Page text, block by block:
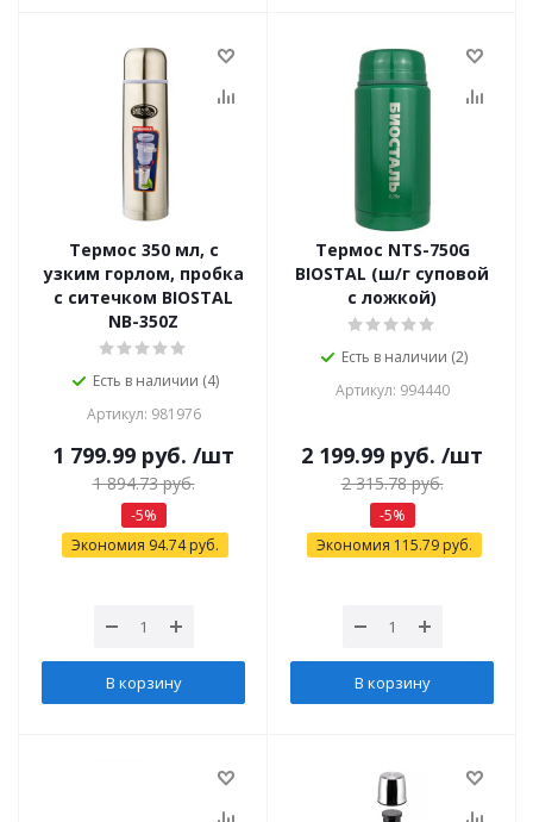
Термос 350 мл, с
узким горлом, пробка
с ситечком BIOSTAL
NB-350Z
Есть в наличии (4)
Артикул: 981976
1 799.99 руб. /шт
1 894.73руб.
-5%
Экономия 94.74руб.
В корзину
Термос NTS-750G
BIOSTAL (ш/г суповой
с ложкой)
Есть в наличии (2)
Артикул: 994440
2 199.99 руб. /шт
2 315.78руб.
-5%
Экономия 115.79руб.
В корзину